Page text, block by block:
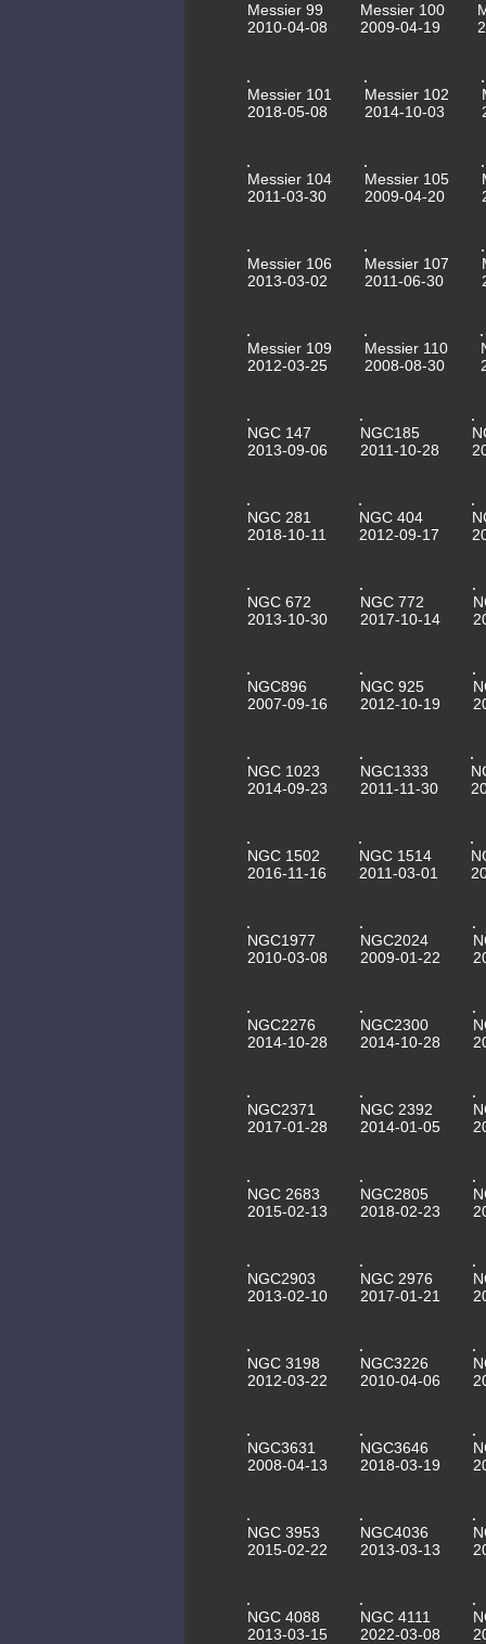
Messier 99
2010-04-08
Messier 100
2009-04-19
Messier 101
2018-05-08
Messier 102
2014-10-03
Messier 104
2011-03-30
Messier 105
2009-04-20
Messier 106
2013-03-02
Messier 107
2011-06-30
Messier 109
2012-03-25
Messier 110
2008-08-30
NGC 147
2013-09-06
NGC185
2011-10-28
NGC 281
2018-10-11
NGC 404
2012-09-17
NGC 672
2013-10-30
NGC 772
2017-10-14
NGC896
2007-09-16
NGC 925
2012-10-19
NGC 1023
2014-09-23
NGC1333
2011-11-30
NGC 1502
2016-11-16
NGC 1514
2011-03-01
NGC1977
2010-03-08
NGC2024
2009-01-22
NGC2276
2014-10-28
NGC2300
2014-10-28
NGC2371
2017-01-28
NGC 2392
2014-01-05
NGC 2683
2015-02-13
NGC2805
2018-02-23
NGC2903
2013-02-10
NGC 2976
2017-01-21
NGC 3198
2012-03-22
NGC3226
2010-04-06
NGC3631
2008-04-13
NGC3646
2018-03-19
NGC 3953
2015-02-22
NGC4036
2013-03-13
NGC 4088
2013-03-15
NGC 4111
2022-03-08